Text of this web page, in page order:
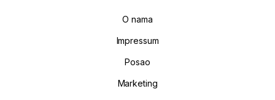
O nama
Impressum
Posao
Marketing